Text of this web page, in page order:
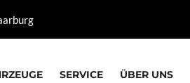
SERVICE ÜBER UNS